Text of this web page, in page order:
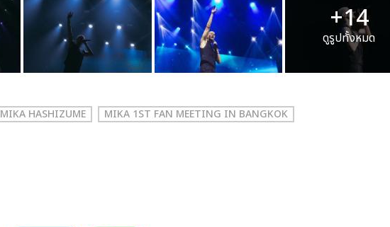
+14
ดูรูปทั้งหมด
MIKA HASHIZUME MIKA 1ST FAN MEETING IN BANGKOK